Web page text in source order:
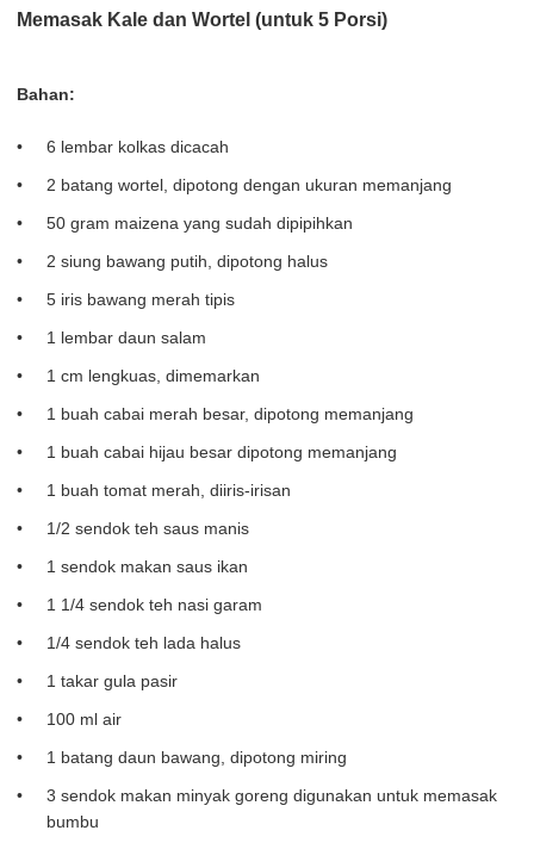
Memasak Kale dan Wortel (untuk 5 Porsi)
Bahan:
6 lembar kolkas dicacah
2 batang wortel, dipotong dengan ukuran memanjang
50 gram maizena yang sudah dipipihkan
2 siung bawang putih, dipotong halus
5 iris bawang merah tipis
1 lembar daun salam
1 cm lengkuas, dimemarkan
1 buah cabai merah besar, dipotong memanjang
1 buah cabai hijau besar dipotong memanjang
1 buah tomat merah, diiris-irisan
1/2 sendok teh saus manis
1 sendok makan saus ikan
1 1/4 sendok teh nasi garam
1/4 sendok teh lada halus
1 takar gula pasir
100 ml air
1 batang daun bawang, dipotong miring
3 sendok makan minyak goreng digunakan untuk memasak
bumbu